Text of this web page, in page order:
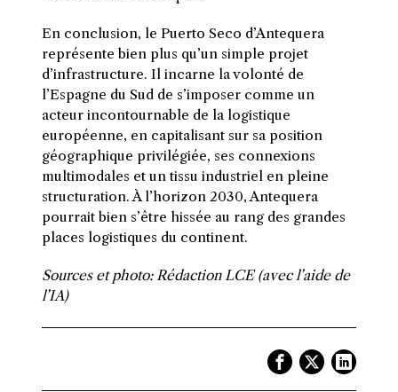
En conclusion, le Puerto Seco d’Antequera
représente bien plus qu’un simple projet
d’infrastructure. Il incarne la volonté de
l’Espagne du Sud de s’imposer comme un
acteur incontournable de la logistique
européenne, en capitalisant sur sa position
géographique privilégiée, ses connexions
multimodales et un tissu industriel en pleine
structuration. À l’horizon 2030, Antequera
pourrait bien s’être hissée au rang des grandes
places logistiques du continent.
Sources et photo: Rédaction LCE (avec l’aide de
l’IA)